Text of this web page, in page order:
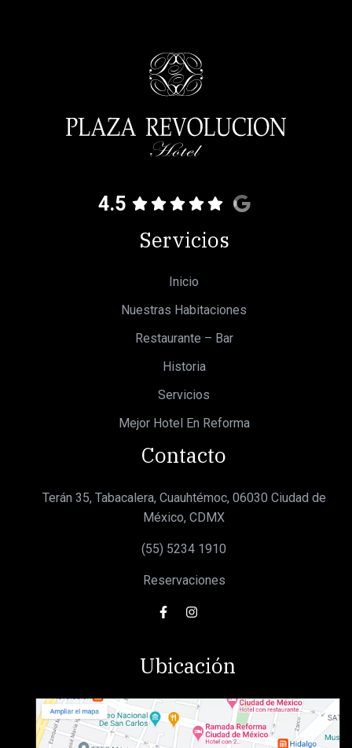
4.5
Servicios
Inicio
Nuestras Habitaciones
Restaurante – Bar
Historia
Servicios
Mejor Hotel En Reforma
Contacto
Terán 35, Tabacalera, Cuauhtémoc, 06030 Ciudad de
México, CDMX
(55) 5234 1910
Reservaciones
Ubicación